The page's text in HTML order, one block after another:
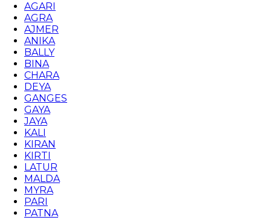
AGARI
AGRA
AJMER
ANIKA
BALLY
BINA
CHARA
DEYA
GANGES
GAYA
JAYA
KALI
KIRAN
KIRTI
LATUR
MALDA
MYRA
PARI
PATNA